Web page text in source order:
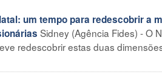
um tempo para redescobrir a
Sidney (Agência Fides) - O
redescobrir estas duas